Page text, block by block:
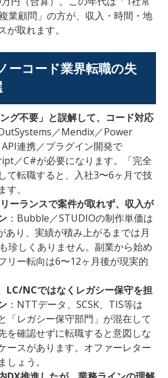
業顧問」の方が、収入・時間・地
取れます。
ーコード業界転職の失
グ不要」と誤解して、コード対応
／Mendix／Power
連携／プラグイン開発で
／C#が必要になります。「完全
て転職すると、入社3〜6ヶ月で技
。
ーランスで案件が取れず、収入が
：Bubble／STUDIOの制作単価は
あり、実績が積み上がるまでは月
珍しくありません。副業から始め
リー転向は6〜12ヶ月後が現実的
LC/NCではなくレガシー保守を担
：NTTデータ、SCSK、TIS等は
「レガシー保守部門」が混在して
を確認せずに転職すると意図しな
ースがあります。オファーレター
ょう。